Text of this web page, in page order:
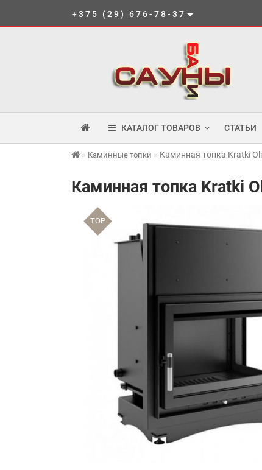
+375 (29) 676-78-37
КАТАЛОГ ТОВАРОВ СТАТЬИ
Каминные топки Каминная топка Kratki
Каминная топка Kratki
TOP